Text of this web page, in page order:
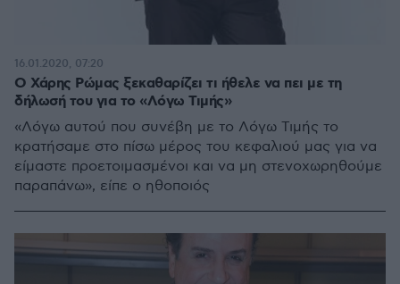
Ο Χάρης Ρώμας ξεκαθαρίζει τι ήθελε να πει με τη
δήλωσή του για το «Λόγω Τιμής»
«Λόγω αυτού που συνέβη με το Λόγω Τιμής το
κρατήσαμε στο πίσω μέρος του κεφαλιού μας για να
είμαστε προετοιμασμένοι και να μη στενοχωρηθούμε
παραπάνω», είπε ο ηθοποιός
16.01.2020, 07:20